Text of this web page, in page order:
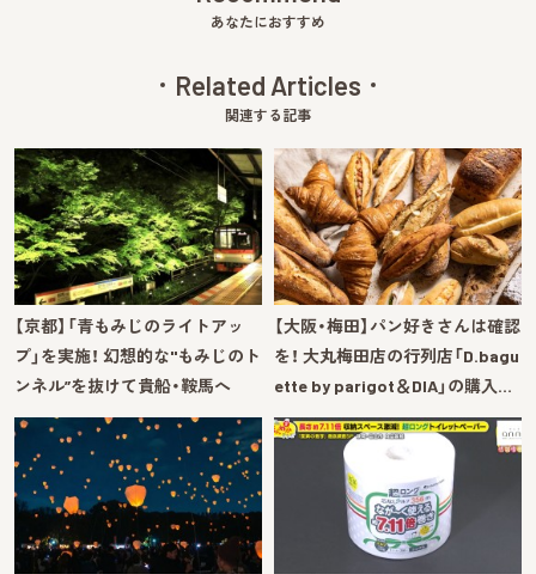
あなたにおすすめ
Related Articles
関連する記事
【京都】「青もみじのライトアッ
プ」を実施！ 幻想的な"もみじのト
ンネル”を抜けて貴船・鞍馬へ
【大阪・梅田】パン好きさんは確認
を！ 大丸梅田店の行列店「D.bagu
ette by parigot＆DIA」の購入…